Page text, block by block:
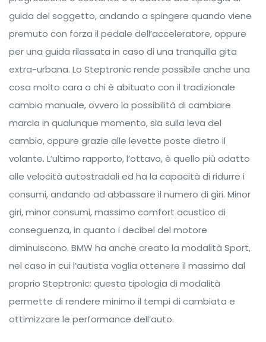
guida del soggetto, andando a spingere quando viene
premuto con forza il pedale dell’acceleratore, oppure
per una guida rilassata in caso di una tranquilla gita
extra-urbana. Lo Steptronic rende possibile anche una
cosa molto cara a chi è abituato con il tradizionale
cambio manuale, ovvero la possibilità di cambiare
marcia in qualunque momento, sia sulla leva del
cambio, oppure grazie alle levette poste dietro il
volante. L’ultimo rapporto, l’ottavo, è quello più adatto
alle velocità autostradali ed ha la capacità di ridurre i
consumi, andando ad abbassare il numero di giri. Minor
giri, minor consumi, massimo comfort acustico di
conseguenza, in quanto i decibel del motore
diminuiscono. BMW ha anche creato la modalità Sport,
nel caso in cui l’autista voglia ottenere il massimo dal
proprio Steptronic: questa tipologia di modalità
permette di rendere minimo il tempi di cambiata e
ottimizzare le performance dell’auto.